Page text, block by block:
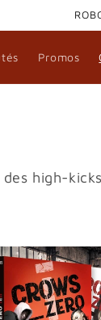
Promos
high-